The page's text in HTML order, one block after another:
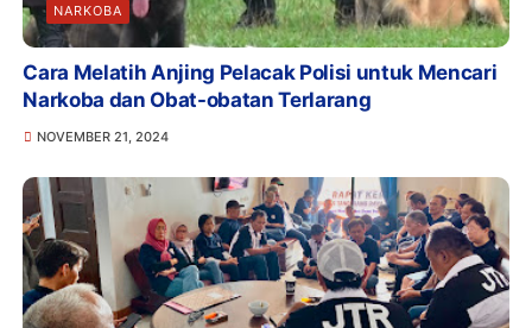
NARKOBA
Cara Melatih Anjing Pelacak Polisi untuk Mencari
Narkoba dan Obat-obatan Terlarang
NOVEMBER 21, 2024